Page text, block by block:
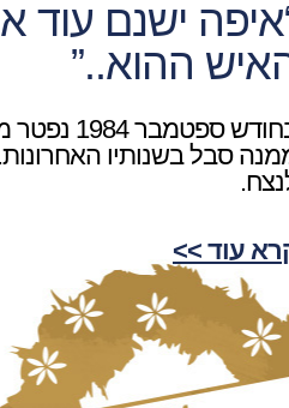
ישנם עוד
ההוא..”
בחודש
סבל בשנותיו
עוד >>